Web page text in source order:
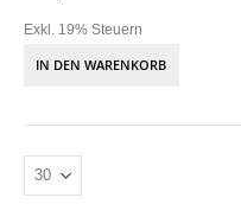
Exkl. 19% Steuern
IN DEN WARENKORB